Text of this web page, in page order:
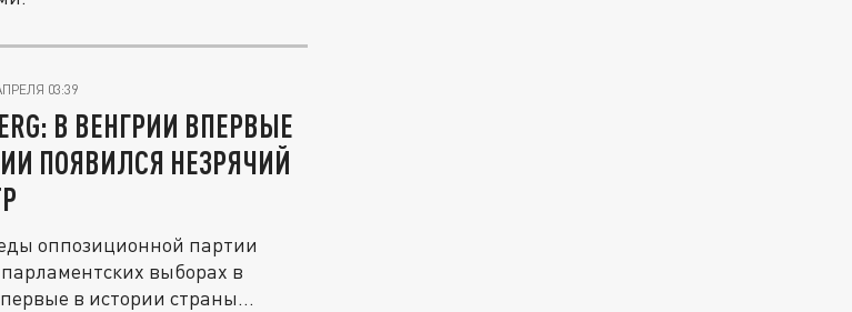
03:39
В ВЕНГРИИ ВПЕРВЫЕ
ПОЯВИЛСЯ НЕЗРЯЧИЙ
оппозиционной партии
выборах в
в истории страны